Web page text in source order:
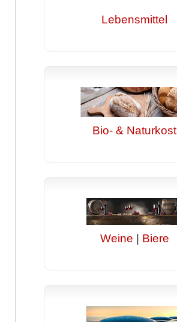
Lebensmittel
Bio- & Naturkost
Weine | Biere